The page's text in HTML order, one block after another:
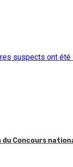
suspects ont
Concours